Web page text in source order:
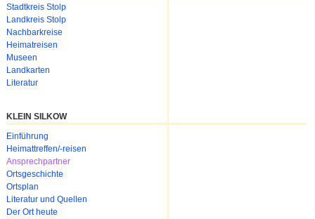
Navigation
überspringen
Stadtkreis Stolp
Landkreis Stolp
Nachbarkreise
Heimatreisen
Museen
Landkarten
Literatur
KLEIN SILKOW
Navigation
überspringen
Einführung
Heimattreffen/-reisen
Ansprechpartner
Ortsgeschichte
Ortsplan
Literatur und Quellen
Der Ort heute